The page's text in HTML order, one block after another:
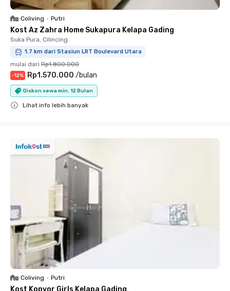
Coliving • Putri
Kost Az Zahra Home Sukapura Kelapa Gading
Suka Pura, Cilincing
1.7 km dari Stasiun LRT Boulevard Utara
mulai dari Rp1.800.000
-12% Rp1.570.000 /bulan
Diskon sewa min. 12 Bulan
Lihat info lebih banyak
Coliving • Putri
Kost Kopyor Girls Kelapa Gading